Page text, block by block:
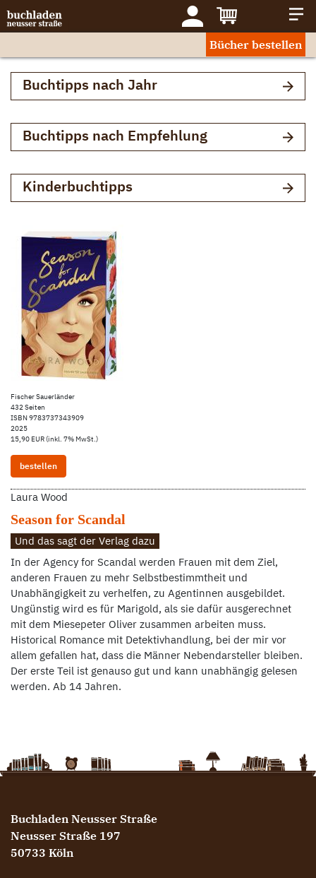
Bücher bestellen
Buchtipps nach Jahr
Buchtipps nach Empfehlung
Kinderbuchtipps
Fischer Sauerländer
432 Seiten
ISBN 9783737343909
2025
15,90 EUR (inkl. 7% MwSt.)
bestellen
Laura Wood
Season for Scandal
Und das sagt der Verlag dazu
In der Agency for Scandal werden Frauen mit dem Ziel,
anderen Frauen zu mehr Selbstbestimmtheit und
Unabhängigkeit zu verhelfen, zu Agentinnen ausgebildet.
Ungünstig wird es für Marigold, als sie dafür ausgerechnet
mit dem Miesepeter Oliver zusammen arbeiten muss.
Historical Romance mit Detektivhandlung, bei der mir vor
allem gefallen hat, dass die Männer Nebendarsteller bleiben.
Der erste Teil ist genauso gut und kann unabhängig gelesen
werden. Ab 14 Jahren.
Buchladen Neusser Straße
Neusser Straße 197
50733 Köln